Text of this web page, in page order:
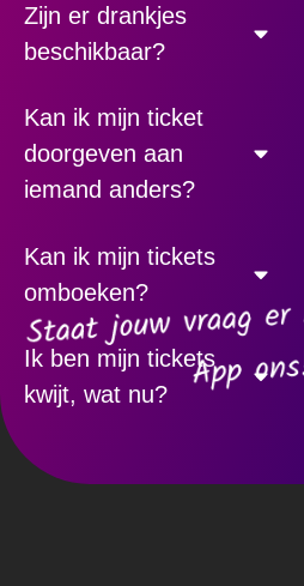
Zijn er drankjes
beschikbaar?
Kan ik mijn ticket
doorgeven aan
iemand anders?
Kan ik mijn tickets
omboeken?
Ik ben mijn tickets
kwijt, wat nu?